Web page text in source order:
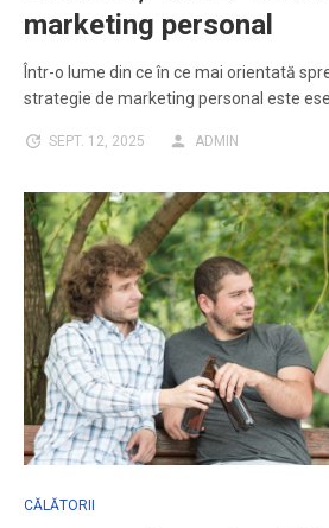
marketing personal
Într-o lume din ce în ce mai orientată
strategie de marketing personal este
SEPT. 12, 2025 ADMIN
CĂLĂTORII